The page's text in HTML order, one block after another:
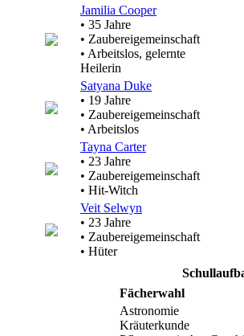
Jamilia Cooper
• 35 Jahre
• Zaubereigemeinschaft
• Arbeitslos, gelernte
Heilerin
Satyana Duke
• 19 Jahre
• Zaubereigemeinschaft
• Arbeitslos
Tayna Carter
• 23 Jahre
• Zaubereigemeinschaft
• Hit-Witch
Veit Selwyn
• 23 Jahre
• Zaubereigemeinschaft
• Hüter
Fächerwahl
Astronomie
Kräuterkunde